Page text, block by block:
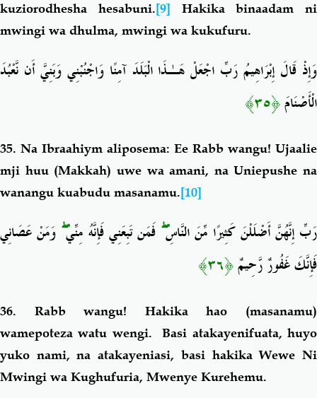
kuziorodhesha hesabuni.[9] Hakika binaadam ni
mwingi wa dhulma, mwingi wa kukufuru.
وَإِذْ قَالَ إِبْرَاهِيمُ رَبِّ اجْعَلْ هَـٰذَا الْبَلَدَ آمِنًا وَاجْنُبْنِي وَبَنِيَّ أَن نَّعْبُدَ
الْأَصْنَامَ﴿٣٥﴾
35. Na Ibraahiym aliposema: Ee Rabb wangu! Ujaalie
mji huu (Makkah) uwe wa amani, na Uniepushe na
wanangu kuabudu masanamu.[10]
رَبِّ إِنَّهُنَّ أَضْلَلْنَ كَثِيرًا مِّنَ النَّاسِۖ فَمَن تَبِعَنِي فَإِنَّهُ مِنِّيۖ وَمَنْ عَصَانِي
فَإِنَّكَ غَفُورٌ رَّحِيمٌ﴿٣٦﴾
36. Rabb wangu! Hakika hao (masanamu)
wamepoteza watu wengi. Basi atakayenifuata, huyo
yuko nami, na atakayeniasi, basi hakika Wewe Ni
Mwingi wa Kughufuria, Mwenye Kurehemu.